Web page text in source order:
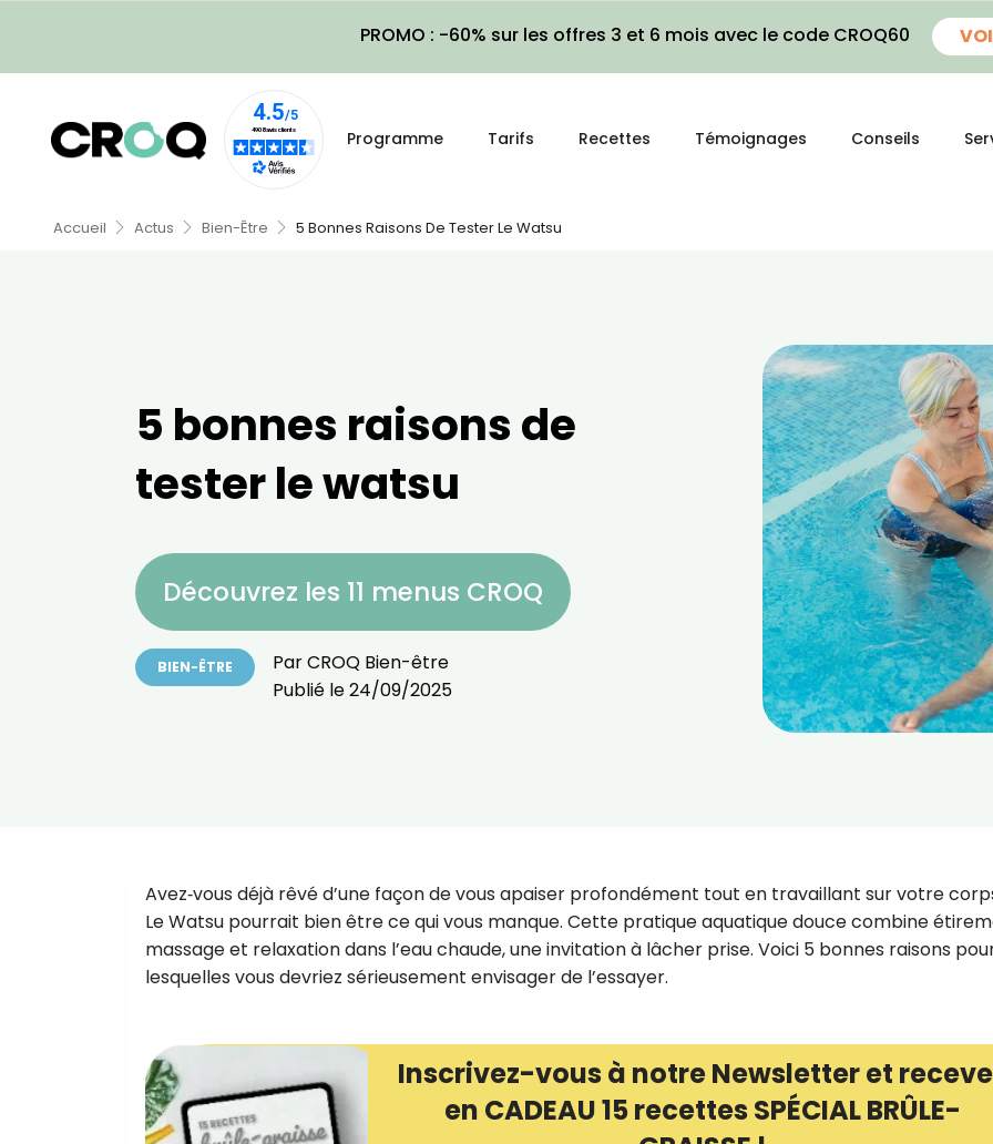
PROMO : -60% sur les offres 3 et 6 mois avec le code CROQ60
Programme Tarifs Recettes Témoignages Conseils
Accueil Actus Bien-Être 5 Bonnes Raisons De Tester Le Watsu
5 bonnes raisons de
tester le watsu
Découvrez les 11 menus CROQ
BIEN-ÊTRE ParCROQ Bien-être
Publié le24/09/2025
Avez‑vous déjà rêvé d’une façon de vous apaiser profondément tout en travaillant sur votre
Le Watsu pourrait bien être ce qui vous manque. Cette pratique aquatique douce combine
massage et relaxation dans l’eau chaude, une invitation à lâcher prise. Voici 5 bonnes raisons
lesquelles vous devriez sérieusement envisager de l’essayer.
Inscrivez-vous à notre Newsletter et
en CADEAU 15 recettes SPÉCIAL BRÛLE-